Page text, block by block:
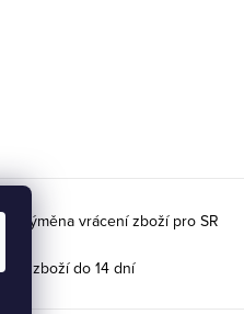
/ Výměna vrácení zboží pro SR
zboží do 14 dní